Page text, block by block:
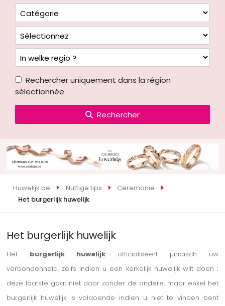
Rechercher uniquement dans la région
sélectionnée
Rechercher
Huwelijk.be Nuttige tips
Ceremonie
Het burgerlijk huwelijk
Het burgerlijk huwelijk
Het burgerlijk huwelijk officialiseert juridisch uw
verbondenheid, zelfs indien u een kerkelijk huwelijk wilt doen ;
deze laatste gaat niet door zonder de andere, maar enkel het
burgerlijk huwelijk is voldoende indien u niet te vinden bent